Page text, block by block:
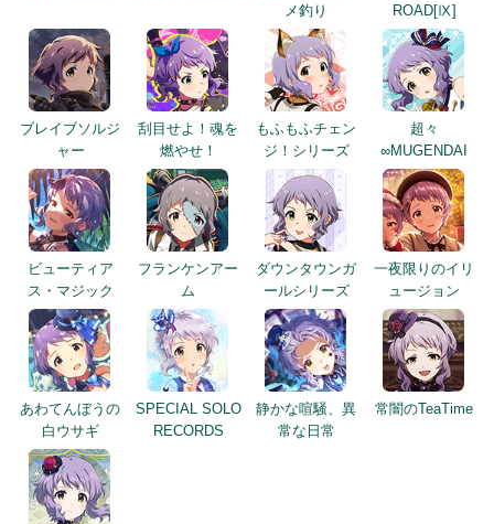
メ釣り
ROAD[Ⅸ]
ブレイブソルジ
ャー
刮目せよ！魂を
燃やせ！
もふもふチェン
ジ！シリーズ
超々
∞MUGENDAI
ビューティア
ス・マジック
フランケンアー
ム
ダウンタウンガ
ールシリーズ
一夜限りのイリ
ュージョン
あわてんぼうの
白ウサギ
SPECIAL SOLO
RECORDS
静かな喧騒、異
常な日常
常闇のTeaTime